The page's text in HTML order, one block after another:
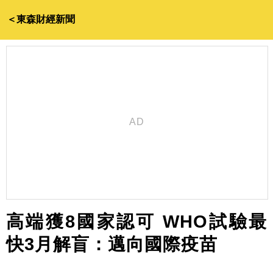
＜東森財經新聞
高端獲8國家認可 WHO試驗最
快3月解盲：邁向國際疫苗